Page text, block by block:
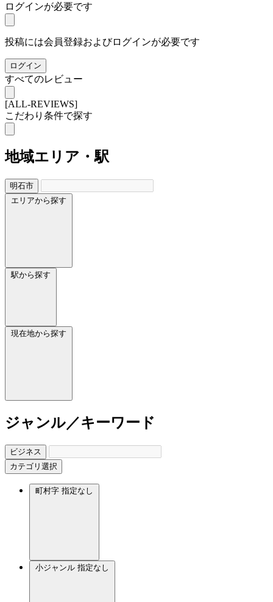
ログインが必要です
投稿には会員登録およびログインが必要です
ログイン
すべてのレビュー
[ALL-REVIEWS]
こだわり条件で探す
地域エリア・駅
明石市
エリアから探す
駅から探す
現在地から探す
ジャンル／キーワード
ビジネス
カテゴリ選択
町村字 指定なし
小ジャンル 指定なし